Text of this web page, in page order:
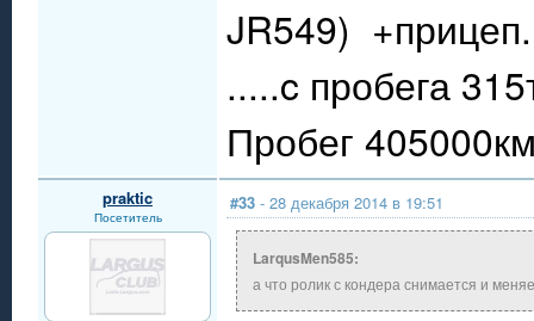
JR549) +прицеп.
.....c пробега
Пробег
praktic
Посетитель
#33 - 28 декабря 2014 в 19:51
LarqusMen585:
а что ролик с кондера снимается и